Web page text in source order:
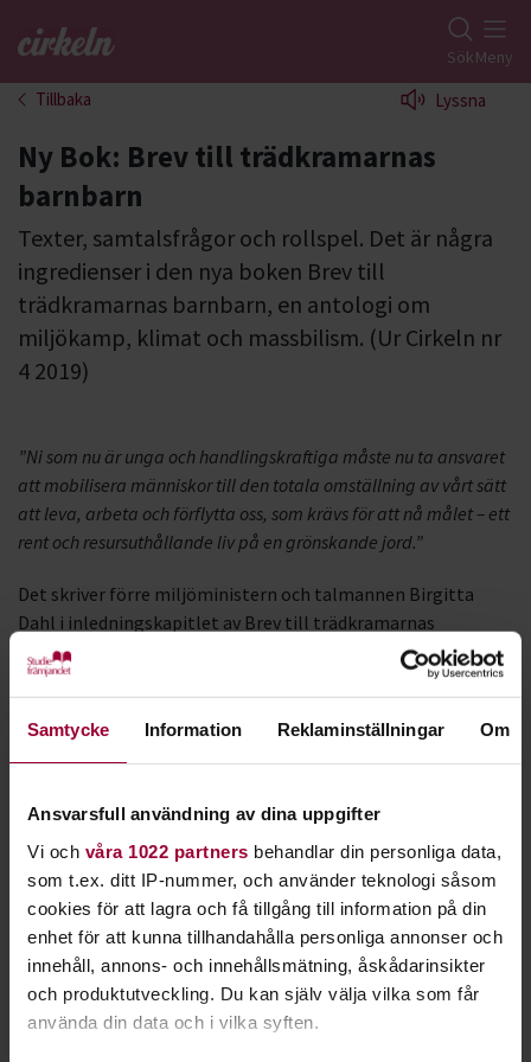
Samtycke Information Reklaminställningar Om
Ansvarsfull användning av dina uppgifter
Vi och våra 1022 partners behandlar din personliga data,
som t.ex. ditt IP-nummer, och använder teknologi såsom
cookies för att lagra och få tillgång till information på din
enhet för att kunna tillhandahålla personliga annonser och
innehåll, annons- och innehållsmätning, åskådarinsikter
och produktutveckling. Du kan själv välja vilka som får
använda din data och i vilka syften.
Gå till studiefrämjandets startsida SökMeny
Tillbaka Lyssna
Ny Bok: Brev till trädkramarnas
barnbarn
Texter, samtalsfrågor och rollspel. Det är några
ingredienser i den nya boken Brev till
trädkramarnas barnbarn, en antologi om
miljökamp, klimat och massbilism. (Ur Cirkeln nr
4 2019)
”Ni som nu är unga och handlingskraftiga måste nu ta ansvaret
att mobilisera människor till den totala omställning av vårt sätt
att leva, arbeta och förflytta oss, som krävs för att nå målet – ett
rent och resursuthållande liv på en grönskande jord.”
Det skriver förre miljöministern och talmannen Birgitta
Dahl i inledningskapitlet av Brev till trädkramarnas
barnbarn. Antologin tar upp dagens och framtidens
miljöutmaningar. Bland annat skriver professor Gunnar
luft även i städerna”. Varje skribent avslutar sin text med
egna samtalsfrågor. Boken innehåller även rollspelet Spelet
pedagogiska upplägget med diskussionsfrågor och övningar
gör att boken går bra att använda i studiecirklar.
TitelnTrädkramarnas barnbarnanspelar på en av Sveriges
största miljöaktioner, då tusentals personer på 1980-talet
försökte hindra ett nytt motorvägsbygge genom Bohuslän.
Bakom boken står Sweet Dreams, en kabaréduo som gjort
över 500 framträdanden runt om i landet om miljö- och